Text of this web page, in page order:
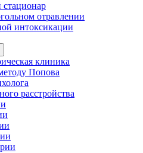
стационар
отравлении
интоксикации
клиника
Попова
расстройства